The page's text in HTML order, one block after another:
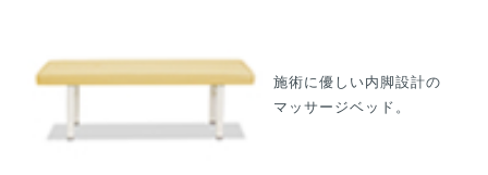
施術に優しい内脚設計の
マッサージベッド。